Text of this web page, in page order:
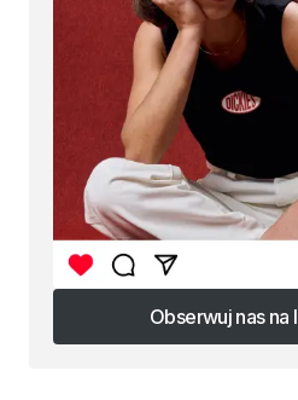
Obserwuj nas na
Obserwuj nas na